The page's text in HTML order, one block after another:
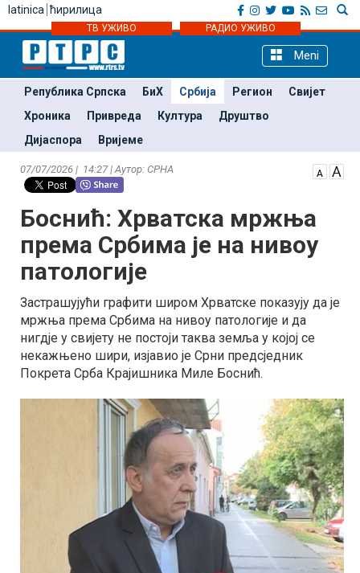
latinica ћирилица
ТВ УЖИВО РАДИО УЖИВО
Meni
Република Српска БиХ Србија Регион
Свијет
Хроника
Привреда Култура
Друштво
Дијаспора
Вријеме
07/07/2026 | 14:27 | Аутор: СРНА
Боснић: Хрватска мржња
према Србима је на нивоу
патологије
Застрашујући графити широм Хрватске показују да је
мржња према Србима на нивоу патологије и да
нигдје у свијету не постоји таква земља у којој се
некажњено шири, изјавио је Срни предсједник
Покрета Срба Крајишника Миле Боснић.